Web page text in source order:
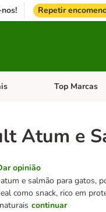
Repetir
PássarosAbrir menu de
Top Marcas
Atum e
opinião
e salmão para gatos,
como snack, rico em
continuar